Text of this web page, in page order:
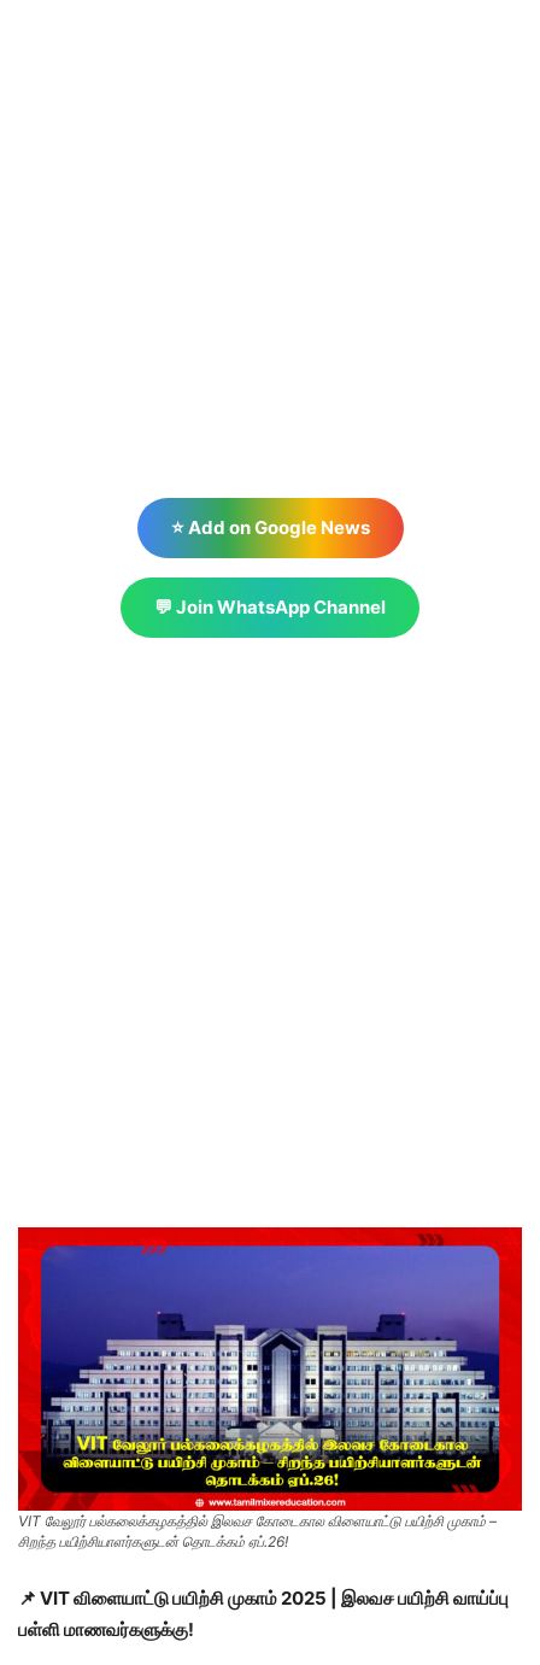
⭐ Add on Google News
💬 Join WhatsApp Channel
VIT வேலூர் பல்கலைக்கழகத்தில் இலவச கோடைகால விளையாட்டு பயிற்சி முகாம் –
சிறந்த பயிற்சியாளர்களுடன் தொடக்கம் ஏப்.26!
📌 VIT விளையாட்டு பயிற்சி முகாம் 2025 | இலவச பயிற்சி வாய்ப்பு
பள்ளி மாணவர்களுக்கு!